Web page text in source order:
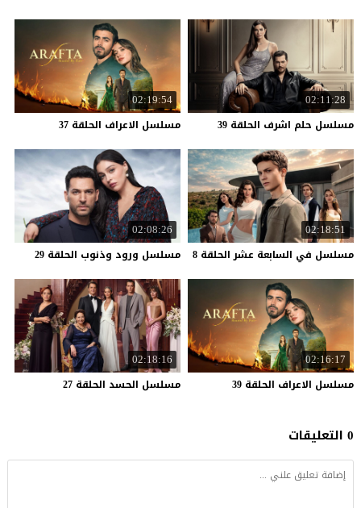
02:11:28
مسلسل حلم اشرف الحلقة 39
02:19:54
مسلسل الاعراف الحلقة 37
02:18:51
مسلسل في السابعة عشر الحلقة 8
02:08:26
مسلسل ورود وذنوب الحلقة 29
02:16:17
مسلسل الاعراف الحلقة 39
02:18:16
مسلسل الحسد الحلقة 27
0 التعليقات